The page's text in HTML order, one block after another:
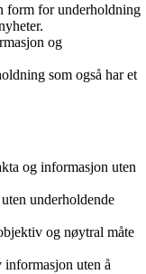
form for underholdning
og
som også har et
og informasjon uten
underholdende
og nøytral måte
informasjon uten å